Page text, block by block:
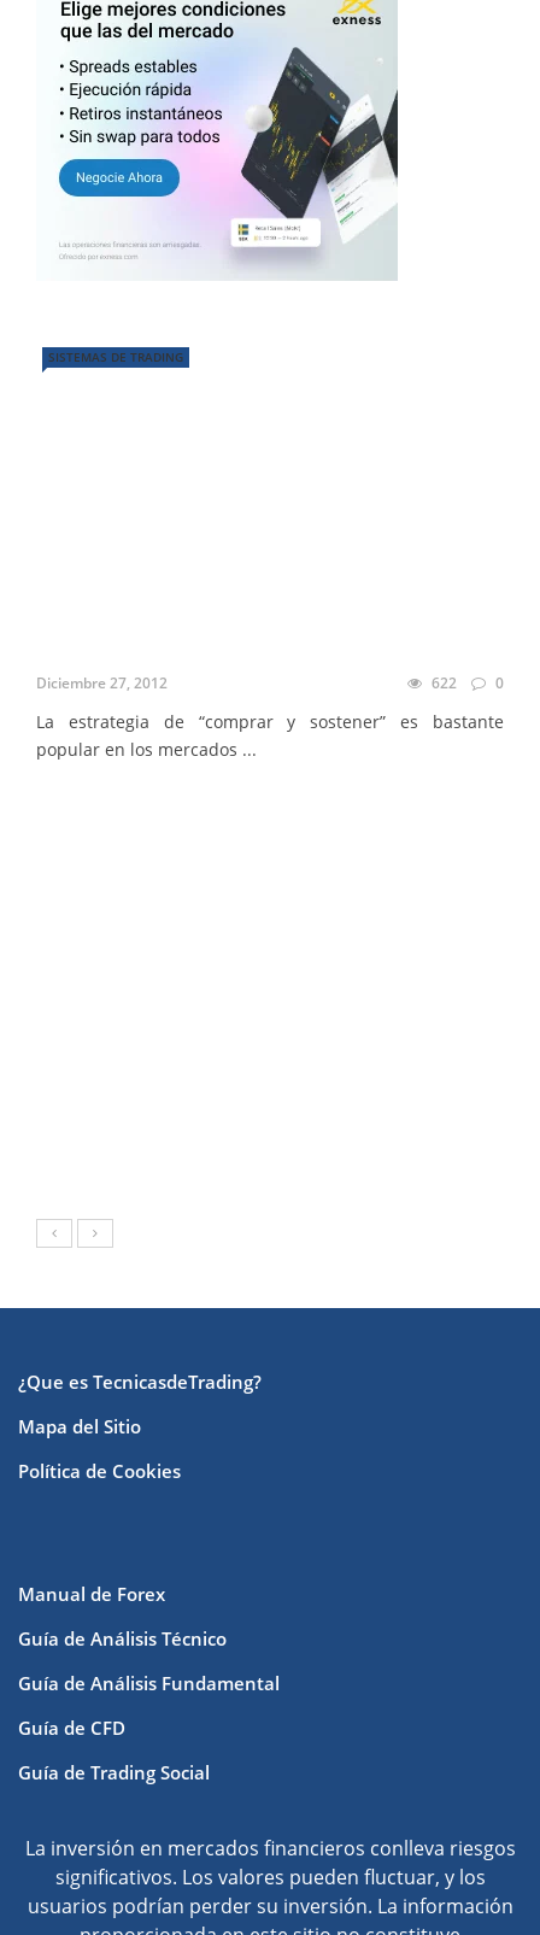
SISTEMAS DE TRADING
Diciembre 27, 2012 622 0
La estrategia de “comprar y sostener” es bastante
popular en los mercados ...
¿Que es TecnicasdeTrading?
Mapa del Sitio
Política de Cookies
Manual de Forex
Guía de Análisis Técnico
Guía de Análisis Fundamental
Guía de CFD
Guía de Trading Social
La inversión en mercados financieros conlleva riesgos
significativos. Los valores pueden fluctuar, y los
usuarios podrían perder su inversión. La información